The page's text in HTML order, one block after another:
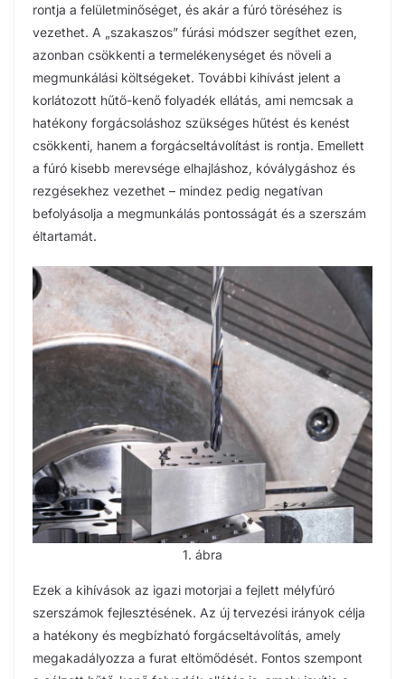
rontja a felületminőséget, és akár a fúró töréséhez is
vezethet. A „szakaszos” fúrási módszer segíthet ezen,
azonban csökkenti a termelékenységet és növeli a
megmunkálási költségeket. További kihívást jelent a
korlátozott hűtő-kenő folyadék ellátás, ami nemcsak a
hatékony forgácsoláshoz szükséges hűtést és kenést
csökkenti, hanem a forgácseltávolítást is rontja. Emellett
a fúró kisebb merevsége elhajláshoz, kóválygáshoz és
rezgésekhez vezethet – mindez pedig negatívan
befolyásolja a megmunkálás pontosságát és a szerszám
éltartamát.
1. ábra
Ezek a kihívások az igazi motorjai a fejlett mélyfúró
szerszámok fejlesztésének. Az új tervezési irányok célja
a hatékony és megbízható forgácseltávolítás, amely
megakadályozza a furat eltömődését. Fontos szempont